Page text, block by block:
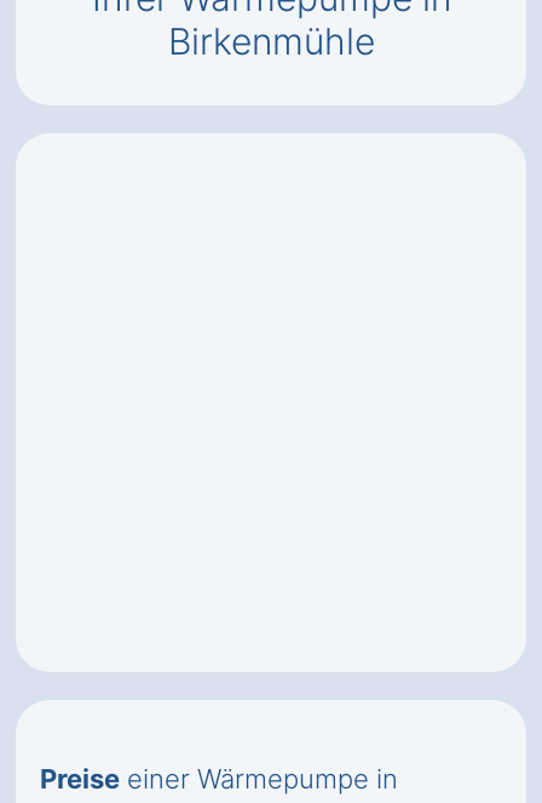
Birkenmühle
Preise einer Wärmepumpe in